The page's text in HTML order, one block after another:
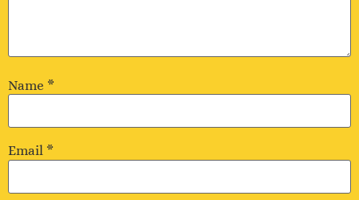
Name *
Email *